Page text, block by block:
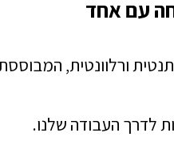
עם אחד
ורלוונטית,
לדרך העבודה שלנו.